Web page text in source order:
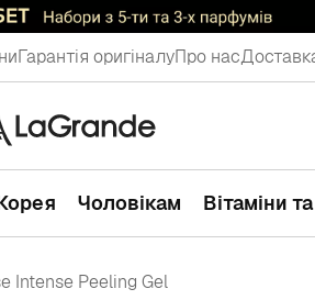
Гарантія оригіналуПро нас
Чоловікам Вітаміни
Intense Peeling Gel